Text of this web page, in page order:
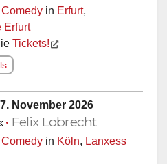
Comedy in Erfurt,
Erfurt
Tickets!
November 2026
• Felix Lobrecht
Comedy in Köln, Lanxess